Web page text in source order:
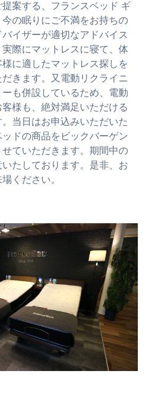
案する、フランスベッド ギ
の眠りにご不満をお持ちの
イザーが適切なアドバイス
際にマットレスに寝て、体
に適したマットレス探しを
きます。又電動リクライニ
も併設しているため、電動
様も、絶対満足いただける
当日はお申込みいただいた
ドの商品をビックバーゲン
ていただきます。期間中の
たしております。是非、お
ください。